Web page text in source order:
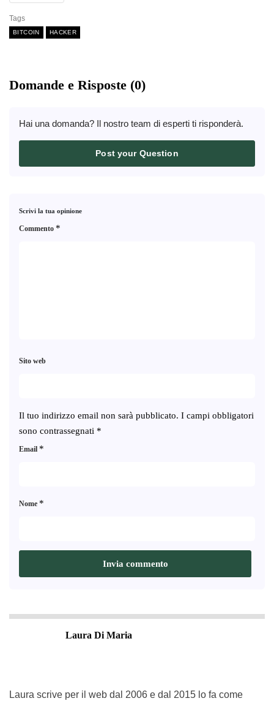
Tags
BITCOIN HACKER
Domande e Risposte (0)
Hai una domanda? Il nostro team di esperti ti risponderà.
Post your Question
Scrivi la tua opinione
Il tuo indirizzo email non sarà pubblicato. I campi obbligatori
sono contrassegnati *
Commento *
Nome *
Email *
Sito web
Laura Di Maria
Laura scrive per il web dal 2006 e dal 2015 lo fa come